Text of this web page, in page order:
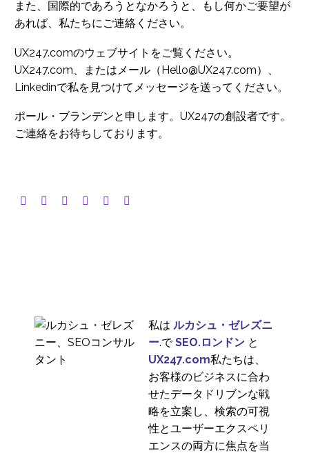
また、国際的であろうとなかろうと、もし何かご要望が
あれば、私たちにご連絡ください。
UX247.comのウェブサイトをご覧ください。
UX247.com、またはメール（Hello@UX247.com）、
Linkedinで私を見つけてメッセージを送ってください。
ポール・ブランデンと申します。UX247の創設者です。
ご連絡をお待ちしております。
私は ルカシュ・ゼレズニ
ー.でSEO.ロンドン と
UX247.com私たちは、
お客様のビジネスに合わ
せたデータドリブンな戦
略を立案し、検索の可視
性とユーザーエクスペリ
エンスの両方に焦点を当